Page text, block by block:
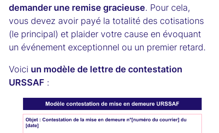
demander une remise gracieuse. Pour cela,
vous devez avoir payé la totalité des cotisations
(le principal) et plaider votre cause en évoquant
un événement exceptionnel ou un premier retard.
Voici un modèle de lettre de contestation
URSSAF :